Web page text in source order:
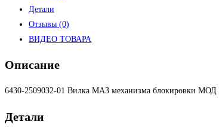
Детали
Отзывы (0)
ВИДЕО ТОВАРА
Описание
6430-2509032-01 Вилка МАЗ механизма блокировки
Детали